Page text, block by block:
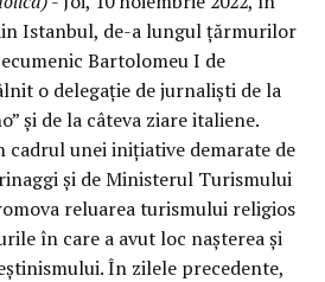
Istanbul, de-a lungul țărmurilor
Bartolomeu I de
o delegație de jurnaliști de la
și de la câteva ziare italiene.
unei inițiative demarate de
și de Ministerul Turismului
reluarea turismului religios
în care a avut loc nașterea și
În zilele precedente,